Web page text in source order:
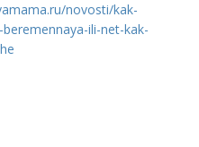
novosti/kak-
ili-net-kak-